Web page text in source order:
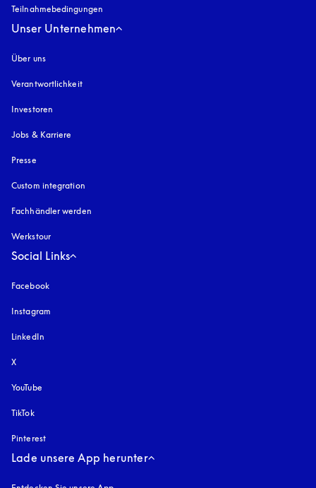
Teilnahmebedingungen
Unser Unternehmen
Über uns
Verantwortlichkeit
Investoren
Jobs & Karriere
Presse
Custom integration
Fachhändler werden
Werkstour
Social Links
Facebook
Instagram
LinkedIn
X
YouTube
TikTok
Pinterest
Lade unsere App herunter